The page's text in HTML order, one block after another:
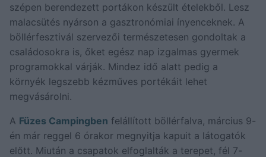
szépen berendezett portákon készült ételekből. Lesz
malacsütés nyárson a gasztronómiai ínyenceknek. A
böllérfesztivál szervezői természetesen gondoltak a
családosokra is, őket egész nap izgalmas gyermek
programokkal várják. Mindez idő alatt pedig a
környék legszebb kézműves portékáit lehet
megvásárolni.
A Füzes Campingben felállított böllérfalva, március 9-
én már reggel 6 órakor megnyitja kapuit a látogatók
előtt. Miután a csapatok elfoglalták a terepet, fél 7-